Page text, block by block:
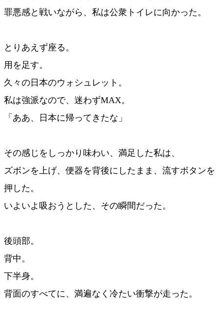
罪悪感と戦いながら、私は公衆トイレに向かった。
とりあえず座る。
用を足す。
久々の日本のウォシュレット。
私は強派なので、迷わずMAX。
「ああ、日本に帰ってきたな」
その感じをしっかり味わい、満足した私は、
ズボンを上げ、便器を背後にしたまま、流すボタンを
押した。
いよいよ吸おうとした、その瞬間だった。
後頭部。
背中。
下半身。
背面のすべてに、満遍なく冷たい衝撃が走った。